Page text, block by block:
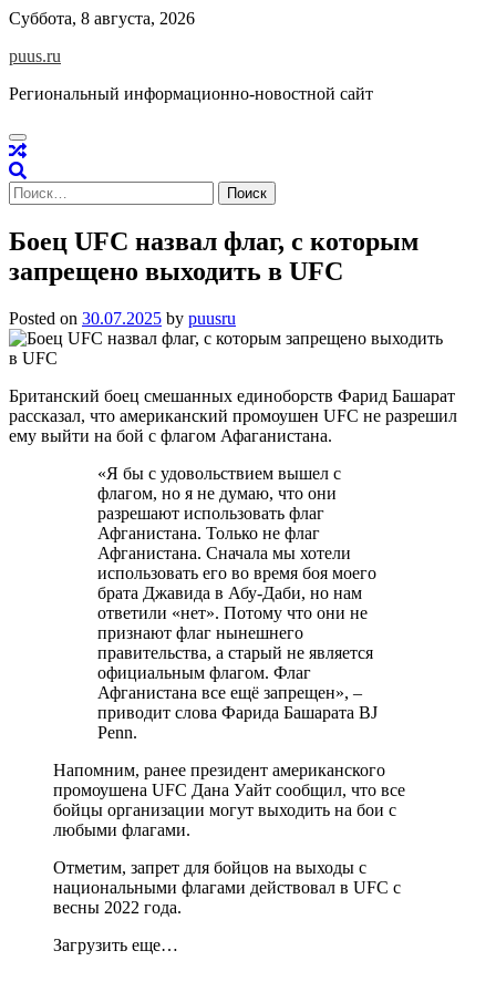
Skip
content
Суббота, 8 августа, 2026
puus.ru
Региональный информационно-новостной сайт
Найти:
Боец UFC назвал флаг, с которым
запрещено выходить в UFC
Posted on 30.07.2025 by puusru
Британский боец смешанных единоборств Фарид Башарат
рассказал, что американский промоушен UFC не разрешил
ему выйти на бой с флагом Афаганистана.
«Я бы с удовольствием вышел с
флагом, но я не думаю, что они
разрешают использовать флаг
Афганистана. Только не флаг
Афганистана. Сначала мы хотели
использовать его во время боя моего
брата Джавида в Абу-Даби, но нам
ответили «нет». Потому что они не
признают флаг нынешнего
правительства, а старый не является
официальным флагом. Флаг
Афганистана все ещё запрещен», –
приводит слова Фарида Башарата BJ
Penn.
Напомним, ранее президент американского
промоушена UFC Дана Уайт сообщил, что все
бойцы организации могут выходить на бои с
любыми флагами.
Отметим, запрет для бойцов на выходы с
национальными флагами действовал в UFC с
весны 2022 года.
Загрузить еще…